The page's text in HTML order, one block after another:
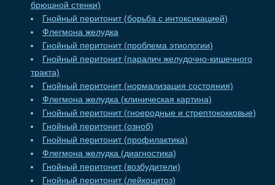
брюшной стенки)
Гнойный перитонит (борьба с интоксикацией)
Флегмона желудка
Гнойный перитонит (проблема этиологии)
Гнойный перитонит (паралич желудочно-кишечного
тракта)
Гнойный перитонит (нормализация состояния)
Флегмона желудка (клиническая картина)
Гнойный перитонит (гноеродные и стрептококковые)
Гнойный перитонит (озноб)
Гнойный перитонит (профилактика)
Флегмона желудка (диагностика)
Гнойный перитонит (возбудители)
Гнойный перитонит (лейкоцитоз)